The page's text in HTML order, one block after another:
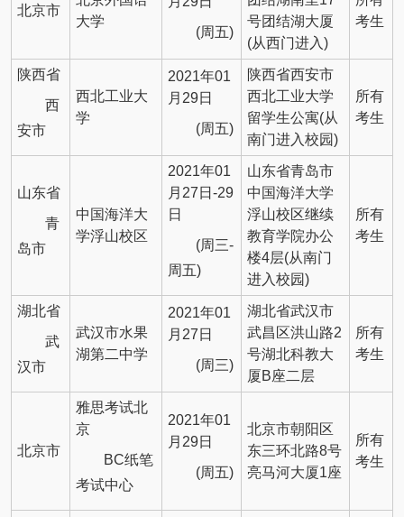
北京市
大学
(周五)
号团结湖大厦
(从西门进入)
考生
陕西省
西
安市
西北工业大
学
2021年01
月29日
(周五)
陕西省西安市
西北工业大学
留学生公寓(从
南门进入校园)
所有
考生
山东省
青
岛市
中国海洋大
学浮山校区
2021年01
月27日-29
日
(周三-
周五)
山东省青岛市
中国海洋大学
浮山校区继续
教育学院办公
楼4层(从南门
进入校园)
所有
考生
湖北省
武
汉市
武汉市水果
湖第二中学
2021年01
月27日
(周三)
湖北省武汉市
武昌区洪山路2
号湖北科教大
厦B座二层
所有
考生
北京市
雅思考试北
京
BC纸笔
考试中心
2021年01
月29日
(周五)
北京市朝阳区
东三环北路8号
亮马河大厦1座
所有
考生